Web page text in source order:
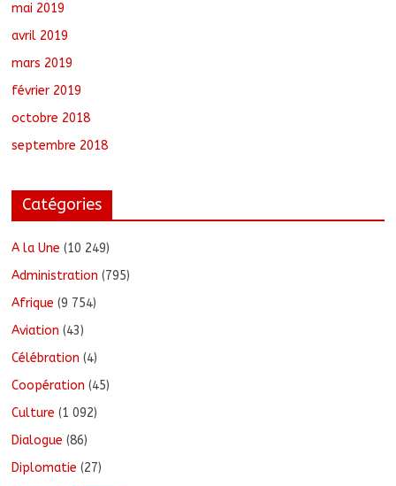
mai 2019
avril 2019
mars 2019
février 2019
octobre 2018
septembre 2018
Catégories
A la Une (10 249)
Administration (795)
Afrique (9 754)
Aviation (43)
Célébration (4)
Coopération (45)
Culture (1 092)
Dialogue (86)
Diplomatie (27)